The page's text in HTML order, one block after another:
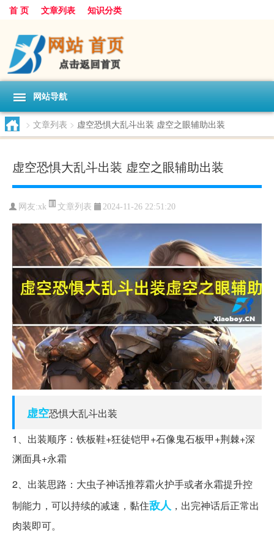
首 页 文章列表 知识分类
网站导航
> 文章列表 > 虚空恐惧大乱斗出装 虚空之眼辅助出装
虚空恐惧大乱斗出装 虚空之眼辅助出装
网友:xk 文章列表 2024-11-26 22:51:20
虚空恐惧大乱斗出装
1、出装顺序：铁板鞋+狂徒铠甲+石像鬼石板甲+荆棘+深
渊面具+永霜
2、出装思路：大虫子神话推荐霜火护手或者永霜提升控
制能力，可以持续的减速，黏住敌人 ，出完神话后正常出
肉装即可。